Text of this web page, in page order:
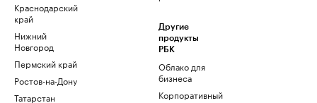
Краснодарский
край
Нижний
Новгород
Пермский край
Ростов-на-Дону
Татарстан
Другие
продукты
РБК
Облако для
бизнеса
Корпоративный